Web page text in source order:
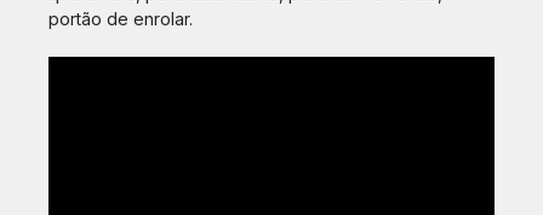
portão de enrolar.